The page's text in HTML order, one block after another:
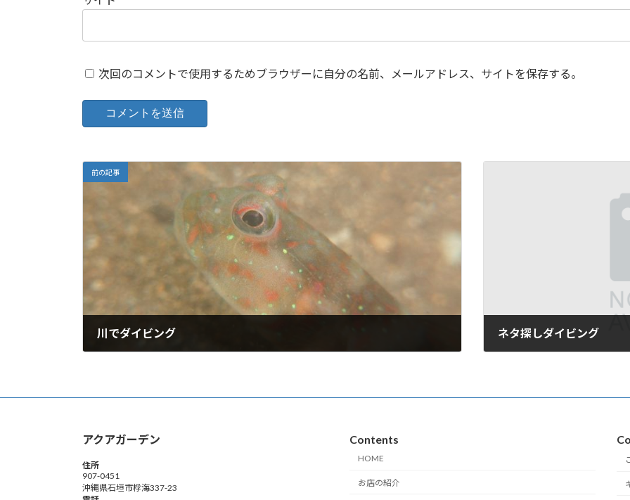
次回のコメントで使用するためブラウザーに自分の名前、メールアドレス、サイトを保存する。
前の記事
川でダイビング ネタ探しダイビング
アクアガーデン
住所
907-0451
沖縄県石垣市桴海337-23
Contents
HOME
お店の紹介